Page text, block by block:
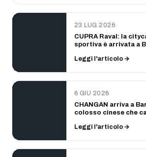
23 LUG 2026
CUPRA Raval: la
sportiva è arrivata a
Leggi l'articolo →
6 GIU 2026
CHANGAN arriva a
colosso cinese che
Leggi l'articolo →